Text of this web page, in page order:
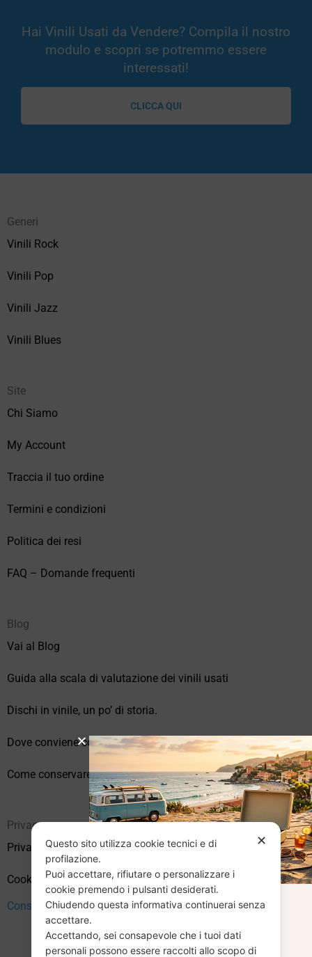
Hai Vinili Usati da Vendere? Compila il nostro
modulo e scopri se potremmo essere
interessati!
CLICCA QUI
Generi
Vinili Rock
Vinili Pop
Vinili Jazz
Vinili Blues
Site
Chi Siamo
My Account
Traccia il tuo ordine
Termini e condizioni
Politica dei resi
FAQ – Domande frequenti
Blog
Vai al Blog
Guida alla scala di valutazione dei vinili usati
Dischi in vinile, un po’ di storia.
Dove conviene comprare vinili online?
Come conservare correttamente i vinili usati
Privacy
Privacy Policy
Cookie Policy (UE)
Consenso
✕
Questo sito utilizza cookie tecnici e di
profilazione.
Puoi accettare, rifiutare o personalizzare i
cookie premendo i pulsanti desiderati.
Chiudendo questa informativa continuerai senza
accettare.
Accettando, sei consapevole che i tuoi dati
personali possono essere raccolti allo scopo di
CHIUSURA